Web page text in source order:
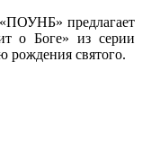
предлагает
о Боге» из серии
рождения святого.